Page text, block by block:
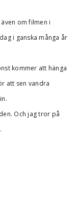
om filmen i
i ganska många år
kommer att hänga
att sen vandra
Och jag tror på